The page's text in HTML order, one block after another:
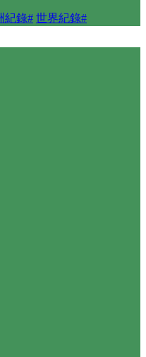
紀錄# 世界紀錄#